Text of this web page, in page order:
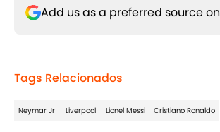
Add us as a preferred source on
Tags Relacionados
Neymar Jr Liverpool Lionel Messi Cristiano Ronaldo